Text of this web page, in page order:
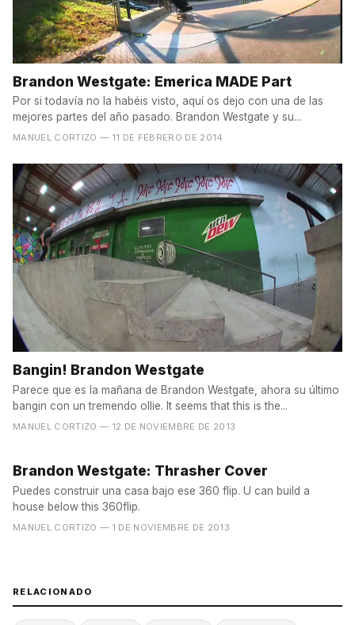
Brandon Westgate: Emerica MADE Part
Por si todavía no la habéis visto, aquí os dejo con una de las
mejores partes del año pasado. Brandon Westgate y su...
MANUEL CORTIZO — 11 DE FEBRERO DE 2014
Bangin! Brandon Westgate
Parece que es la mañana de Brandon Westgate, ahora su último
bangin con un tremendo ollie. It seems that this is the...
MANUEL CORTIZO — 12 DE NOVIEMBRE DE 2013
Brandon Westgate: Thrasher Cover
Puedes construir una casa bajo ese 360 flip. U can build a
house below this 360flip.
MANUEL CORTIZO — 1 DE NOVIEMBRE DE 2013
RELACIONADO